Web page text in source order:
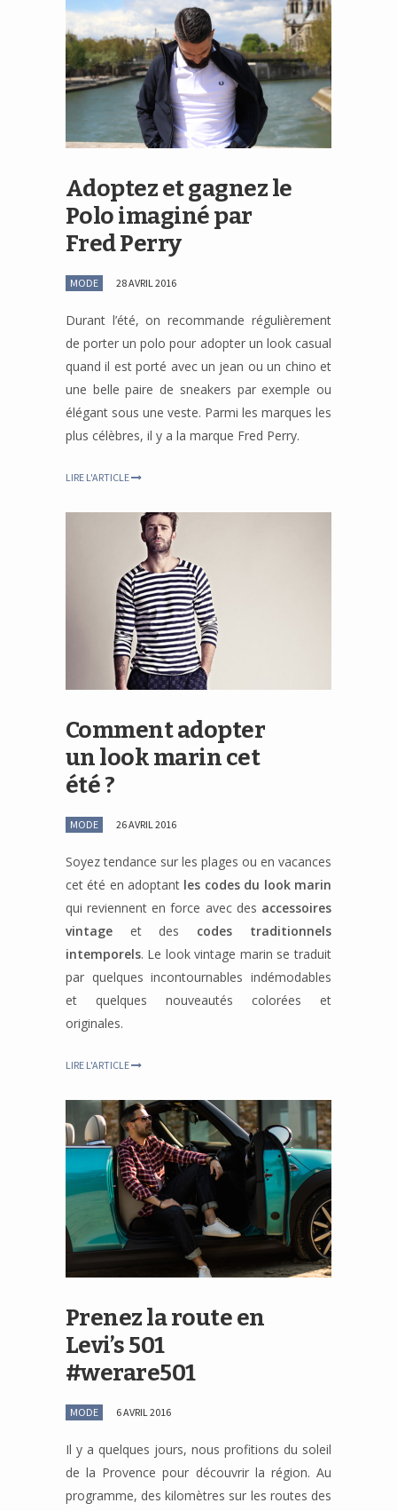
Adoptez et gagnez le
Polo imaginé par
Fred Perry
MODE 28 AVRIL 2016
Durant l’été, on recommande régulièrement
de porter un polo pour adopter un look casual
quand il est porté avec un jean ou un chino et
une belle paire de sneakers par exemple ou
élégant sous une veste. Parmi les marques les
plus célèbres, il y a la marque Fred Perry.
LIRE L'ARTICLE
Comment adopter
un look marin cet
été ?
MODE 26 AVRIL 2016
Soyez tendance sur les plages ou en vacances
cet été en adoptant les codes du look marin
qui reviennent en force avec des accessoires
vintageet des codes traditionnels
intemporels. Le look vintage marin se traduit
par quelques incontournables indémodables
et quelques nouveautés colorées et
originales.
LIRE L'ARTICLE
Prenez la route en
Levi’s 501
#werare501
MODE 6 AVRIL 2016
Il y a quelques jours, nous profitions du soleil
de la Provence pour découvrir la région. Au
programme, des kilomètres sur les routes des